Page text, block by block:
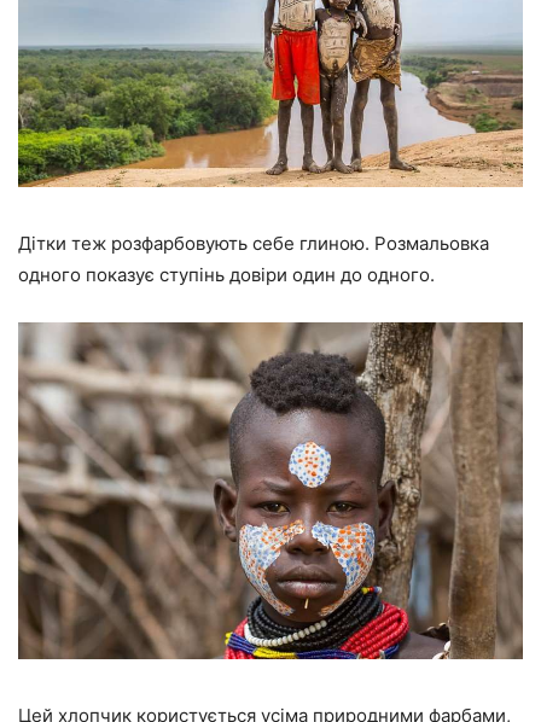
Дітки теж розфарбовують себе глиною. Розмальовка
одного показує ступінь довіри один до одного.
Цей хлопчик користується усіма природними фарбами,